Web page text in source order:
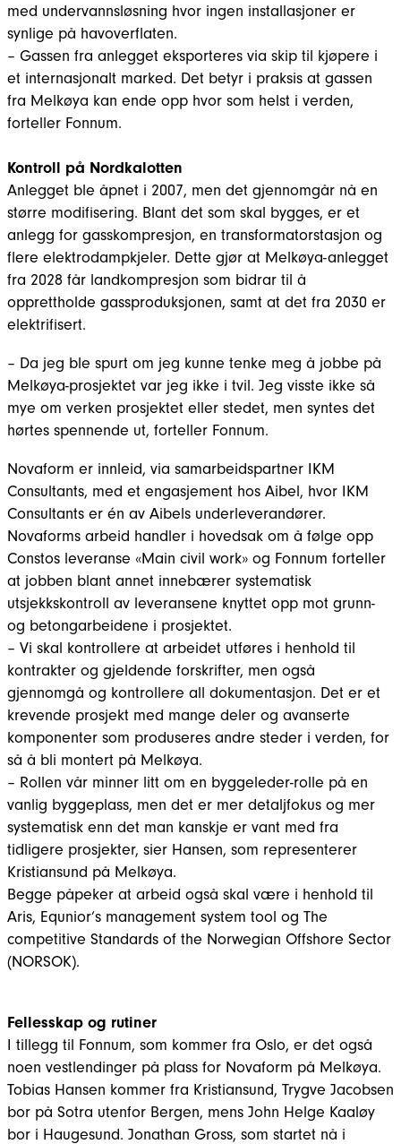
med undervannsløsning hvor ingen installasjoner er
synlige på havoverflaten.
– Gassen fra anlegget eksporteres via skip til kjøpere i
et internasjonalt marked. Det betyr i praksis at gassen
fra Melkøya kan ende opp hvor som helst i verden,
forteller Fonnum.
Kontroll på Nordkalotten
Anlegget ble åpnet i 2007, men det gjennomgår nå en
større modifisering. Blant det som skal bygges, er et
anlegg for gasskompresjon, en transformatorstasjon og
flere elektrodampkjeler. Dette gjør at Melkøya-anlegget
fra 2028 får landkompresjon som bidrar til å
opprettholde gassproduksjonen, samt at det fra 2030 er
elektrifisert.
– Da jeg ble spurt om jeg kunne tenke meg å jobbe på
Melkøya-prosjektet var jeg ikke i tvil. Jeg visste ikke så
mye om verken prosjektet eller stedet, men syntes det
hørtes spennende ut, forteller Fonnum.
Novaform er innleid, via samarbeidspartner IKM
Consultants, med et engasjement hos Aibel, hvor IKM
Consultants er én av Aibels underleverandører.
Novaforms arbeid handler i hovedsak om å følge opp
Constos leveranse «Main civil work» og Fonnum forteller
at jobben blant annet innebærer systematisk
utsjekkskontroll av leveransene knyttet opp mot grunn-
og betongarbeidene i prosjektet.
– Vi skal kontrollere at arbeidet utføres i henhold til
kontrakter og gjeldende forskrifter, men også
gjennomgå og kontrollere all dokumentasjon. Det er et
krevende prosjekt med mange deler og avanserte
komponenter som produseres andre steder i verden, for
så å bli montert på Melkøya.
– Rollen vår minner litt om en byggeleder-rolle på en
vanlig byggeplass, men det er mer detaljfokus og mer
systematisk enn det man kanskje er vant med fra
tidligere prosjekter, sier Hansen, som representerer
Kristiansund på Melkøya.
Begge påpeker at arbeid også skal være i henhold til
Aris, Equnior’s management system tool og The
competitive Standards of the Norwegian Offshore Sector
(NORSOK).
Fellesskap og rutiner
I tillegg til Fonnum, som kommer fra Oslo, er det også
noen vestlendinger på plass for Novaform på Melkøya.
Tobias Hansen kommer fra Kristiansund, Trygve Jacobsen
bor på Sotra utenfor Bergen, mens John Helge Kaaløy
bor i Haugesund. Jonathan Gross, som startet nå i